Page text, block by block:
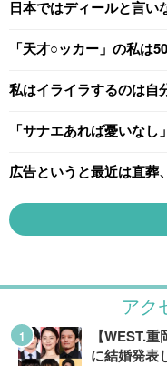
アク
【WEST.
に結婚発表